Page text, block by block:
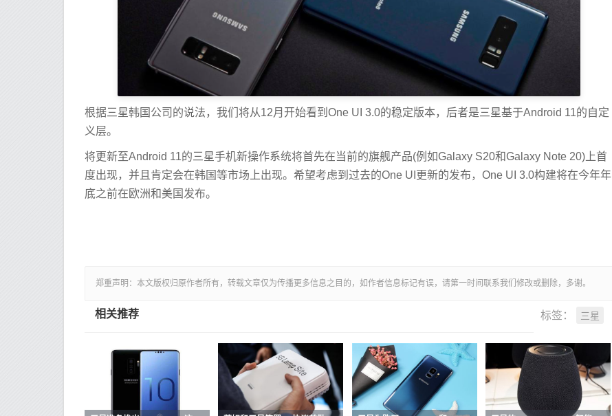
根据三星韩国公司的说法，我们将从12月开始看到One UI 3.0的稳定版本，后者是三星基于Android 11的自定
义层。
将更新至Android 11的三星手机新操作系统将首先在当前的旗舰产品(例如Galaxy S20和G​​alaxy Note 20)上首
度出现，并且肯定会在韩国等市场上出现。希望考虑到过去的One UI更新的发布，One UI 3.0构建将在今年年
底之前在欧洲和美国发布。
郑重声明：本文版权归原作者所有，转载文章仅为传播更多信息之目的，如作者信息标记有误，请第一时间联系我们修改或删除，多谢。
标签： 三星
相关推荐